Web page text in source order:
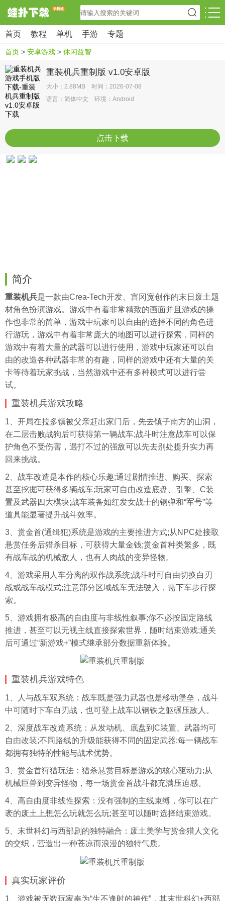
首页 教程 单机 手游 专题
首页 > 安卓游戏 > 休闲益智
重装机兵重制版 v1.0安卓版
大小：2.88MB 时间：2026-07-08
语言：简体中文 环境：Android
点击下载
简介
重装机兵是一款由Crea-Tech开发、宫冈宽创作的末日废土题
材角色扮演游戏。游戏中有着非常精致的画面并且游戏的操
作也非常的简单，游戏中玩家可以自由的选择不同的角色进
行游玩，游戏中有着非常庞大的地图可以进行探索，同样的
游戏中有着大量的武器可以进行使用，游戏中玩家还可以自
由的改造各种武器非常的有趣，同样的游戏中还有大量的关
卡等待着玩家挑战，当然游戏中还有多种模式可以进行尝
试。
重装机兵游戏攻略
1、开局在拉多镇被父亲赶出家门后，先去镇子南方的山洞，
在二层击败战狗后可获得第一辆战车;战斗时注意战车可以保
护角色不受伤害，遇打不过的强敌可以先去别处提升实力再
回来挑战。
2、战车改造是本作的核心乐趣;通过剧情推进、购买、探索
甚至挖掘可获得多辆战车;玩家可自由改造底盘、引擎、C装
置及武器四大模块;战车装备如红发女战士的钢弹和“军号”等
道具能显著提升战斗效率。
3、赏金首(通缉犯)系统是游戏的主要推进方式;从NPC处接取
悬赏任务后猎杀目标，可获得大量金钱;赏金首种类繁多，既
有战车战的机械敌人，也有人肉战的变异怪物。
4、游戏采用人车分离的双作战系统;战斗时可自由切换白刃
战或战车战模式;注意部分区域战车无法驶入，需下车步行探
索。
5、游戏拥有极高的自由度与非线性叙事;你不必按固定路线
推进，甚至可以无视主线直接探索世界，随时结束游戏;通关
后可通过“新游戏+”模式继承部分数据重新体验。
重装机兵游戏特色
1、人与战车双系统：战车既是强力武器也是移动堡垒，战斗
中可随时下车白刃战，也可登上战车以钢铁之躯碾压敌人。
2、深度战车改造系统：从发动机、底盘到C装置、武器均可
自由改装;不同路线的升级能获得不同的固定武器;每一辆战车
都拥有独特的性能与战术优势。
3、赏金首狩猎玩法：猎杀悬赏目标是游戏的核心驱动力;从
机械巨兽到变异怪物，每一场赏金首战斗都充满压迫感。
4、高自由度非线性探索：没有强制的主线束缚，你可以在广
袤的废土上想怎么玩就怎么玩;甚至可以随时选择结束游戏。
5、末世科幻与西部剧的独特融合：废土美学与赏金猎人文化
的交织，营造出一种苍凉而浪漫的独特气质。
真实玩家评价
1、游戏被无数玩家奉为“生不逢时的神作”，其末世科幻+西部